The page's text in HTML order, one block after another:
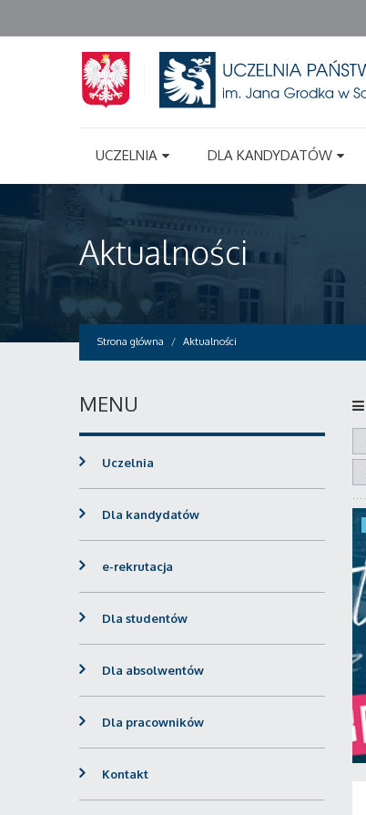
UCZELNIA DLA KANDYDATÓW
Aktualności
Strona główna Aktualności
MENU
Uczelnia
Dla kandydatów
e-rekrutacja
Dla studentów
Dla absolwentów
Dla pracowników
Kontakt